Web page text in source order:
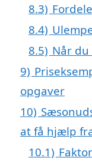
8.3)
8.4)
8.5) Når
9)
opgaver
10)
at få hjælp
10.1)